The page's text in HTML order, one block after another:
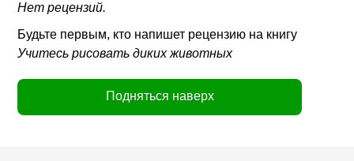
Нет рецензий.
Будьте первым, кто напишет рецензию на книгу
Учитесь рисовать диких животных
Подняться наверх